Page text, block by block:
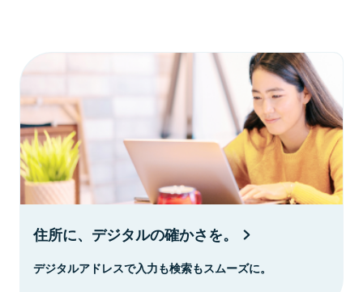
住所に、デジタルの確かさを。
デジタルアドレスで入力も検索もスムーズに。